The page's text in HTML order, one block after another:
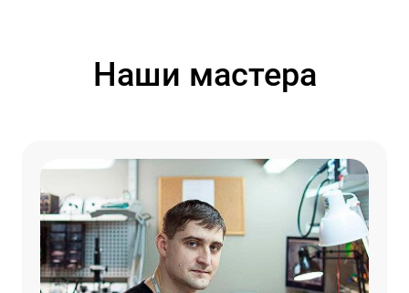
Наши мастера